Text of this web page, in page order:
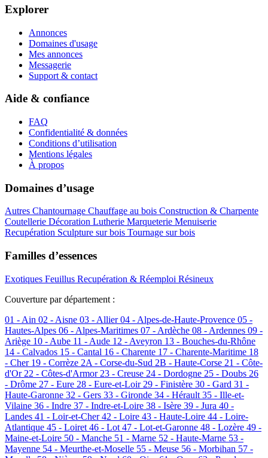
Explorer
Annonces
Domaines d'usage
Mes annonces
Messagerie
Support & contact
Aide & confiance
FAQ
Confidentialité & données
Conditions d’utilisation
Mentions légales
À propos
Domaines d’usage
Autres Chantournage Chauffage au bois Construction & Charpente
Coutellerie Décoration Lutherie Marqueterie Menuiserie
Recupération Sculpture sur bois Tournage sur bois
Familles d’essences
Exotiques Feuillus Recupération & Réemploi Résineux
Couverture par département :
01 - Ain 02 - Aisne 03 - Allier04 - Alpes-de-Haute-Provence 05 -
Hautes-Alpes 06 - Alpes-Maritimes 07 - Ardèche 08 - Ardennes 09 -
Ariège 10 - Aube 11 - Aude 12 - Aveyron 13 - Bouches-du-Rhône
14 - Calvados 15 - Cantal 16 - Charente 17 - Charente-Maritime 18
- Cher 19 - Corrèze 2A - Corse-du-Sud 2B - Haute-Corse 21 - Côte-
d'Or 22 - Côtes-d'Armor 23 - Creuse 24 - Dordogne 25 - Doubs 26
- Drôme 27 - Eure 28 - Eure-et-Loir 29 - Finistère 30 - Gard 31 -
Haute-Garonne 32 - Gers 33 - Gironde 34 - Hérault 35 - Ille-et-
Vilaine 36 - Indre 37 - Indre-et-Loire 38 - Isère 39 - Jura 40 -
Landes 41 - Loir-et-Cher42 - Loire 43 - Haute-Loire 44 - Loire-
Atlantique 45 - Loiret 46 - Lot 47 - Lot-et-Garonne 48 - Lozère 49 -
Maine-et-Loire 50 - Manche 51 - Marne 52 - Haute-Marne 53 -
Mayenne 54 - Meurthe-et-Moselle 55 - Meuse 56 - Morbihan 57 -